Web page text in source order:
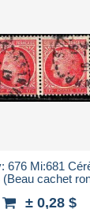
676 Mi:681
(Beau cachet
± 0,28 $